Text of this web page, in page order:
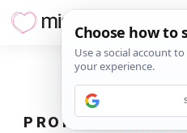
PRONAĐENO33